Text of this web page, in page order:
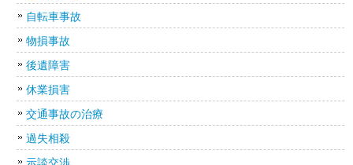
自転車事故
物損事故
後遺障害
休業損害
交通事故の治療
過失相殺
示談交渉